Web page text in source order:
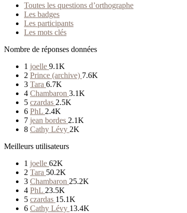
Toutes les questions d’orthographe
Les badges
Les participants
Les mots clés
Nombre de réponses données
1 joelle 9.1K
2 Prince (archive) 7.6K
3 Tara 6.7K
4 Chambaron 3.1K
5 czardas 2.5K
6 PhL 2.4K
7 jean bordes 2.1K
8 Cathy Lévy 2K
Meilleurs utilisateurs
1 joelle 62K
2 Tara 50.2K
3 Chambaron 25.2K
4 PhL 23.5K
5 czardas 15.1K
6 Cathy Lévy 13.4K